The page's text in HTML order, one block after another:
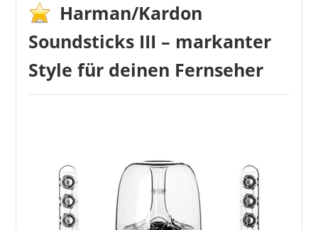
1 2 3 4 >
Harman/Kardon
Soundsticks III – markanter
Style für deinen Fernseher